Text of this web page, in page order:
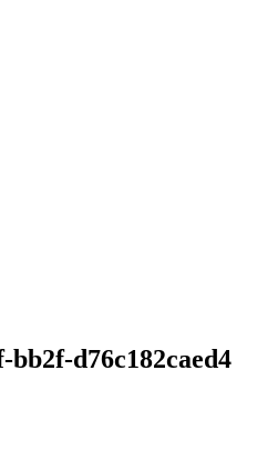
bb2f-d76c182caed4